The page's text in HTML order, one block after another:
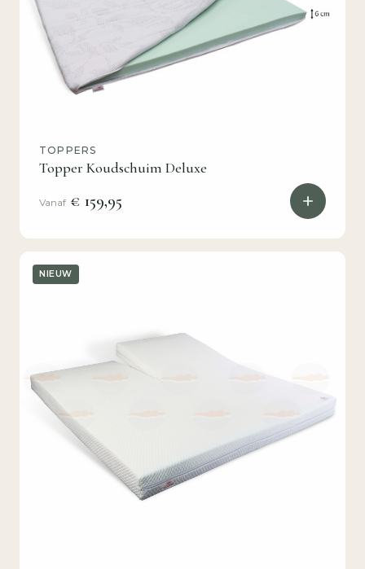
TOPPERS
Topper Koudschuim Deluxe
Vanaf € 159,95
NIEUW